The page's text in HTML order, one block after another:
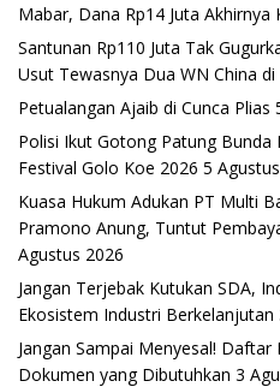
Mabar, Dana Rp14 Juta Akhirnya
Santunan Rp110 Juta Tak
Usut Tewasnya Dua WN China
Petualangan Ajaib di Cunca Plias
Polisi Ikut Gotong Patung Bunda
Festival Golo Koe 2026 5
Kuasa Hukum Adukan PT Multi
Pramono Anung, Tuntut
Agustus 2026
Jangan Terjebak Kutukan SDA,
Ekosistem Industri Berkelanjutan
Jangan Sampai Menyesal! Daftar
Dokumen yang Dibutuhkan 3